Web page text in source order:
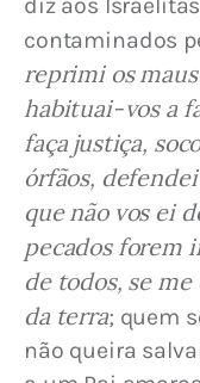
contaminados
reprimi os
habituai-vos a
faça justiça,
órfãos,
que não vos ei
pecados forem
de todos, se
da terra; quem
não queira